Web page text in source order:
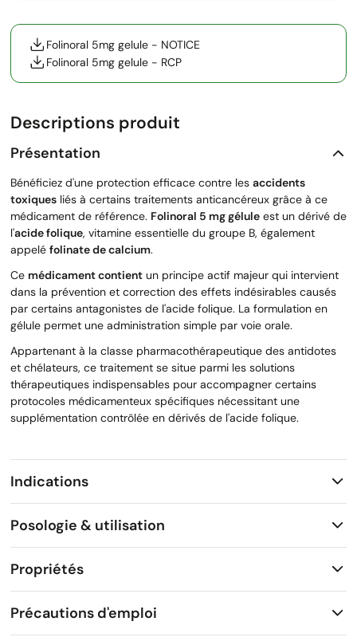
Folinoral 5mg gelule - NOTICE
Folinoral 5mg gelule - RCP
Descriptions produit
Présentation
Bénéficiez d'une protection efficace contre les accidents
toxiques liés à certains traitements anticancéreux grâce à ce
médicament de référence. Folinoral 5 mg gélule est un dérivé de
l'acide folique, vitamine essentielle du groupe B, également
appelé folinate de calcium.
Ce médicament contient un principe actif majeur qui intervient
dans la prévention et correction des effets indésirables causés
par certains antagonistes de l'acide folique. La formulation en
gélule permet une administration simple par voie orale.
Appartenant à la classe pharmacothérapeutique des antidotes
et chélateurs, ce traitement se situe parmi les solutions
thérapeutiques indispensables pour accompagner certains
protocoles médicamenteux spécifiques nécessitant une
supplémentation contrôlée en dérivés de l'acide folique.
Indications
Posologie & utilisation
Propriétés
Précautions d'emploi